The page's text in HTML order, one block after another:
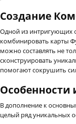
Создание
Одной из интригующих
комбинировать карты
можно составлять не
сконструировать
помогают сокрушить
В дополнение к
целый ряд уникальных